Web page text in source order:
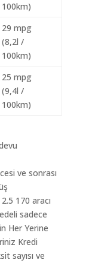
100km)
29 mpg
(8,2l /
100km)
25 mpg
(9,4l /
100km)
ve sonrası
170 aracı
sadece
Her Yerine
Kredi
sayısı ve